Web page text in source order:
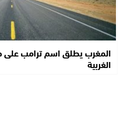
المغرب يطلق اسم ترامب على
الغربية